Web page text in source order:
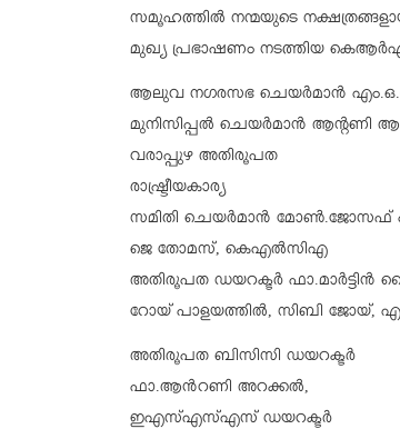
സമൂഹത്തിൽ നന്മയുടെ
മുഖ്യ പ്രഭാഷണം നടത്തിയ
ആലുവ നഗരസഭ ചെയർമാൻ
മുനിസിപ്പൽ ചെയർമാൻ ആൻ്റണി
വരാപ്പുഴ അതിരൂപത
രാഷ്ട്രീയകാര്യ
സമിതി ചെയർമാൻ മോൺ.ജോസഫ്
ജെ തോമസ്, കെഎൽസിഎ
അതിരൂപത ഡയറക്ടർ ഫാ.മാർട്ടിൻ
റോയ് പാളയത്തിൽ, സിബി ജോയ്,
അതിരൂപത ബിസിസി ഡയറക്ടർ
ഫാ.ആൻറണി അറക്കൽ,
ഇഎസ്എസ്എസ് ഡയറക്ടർ